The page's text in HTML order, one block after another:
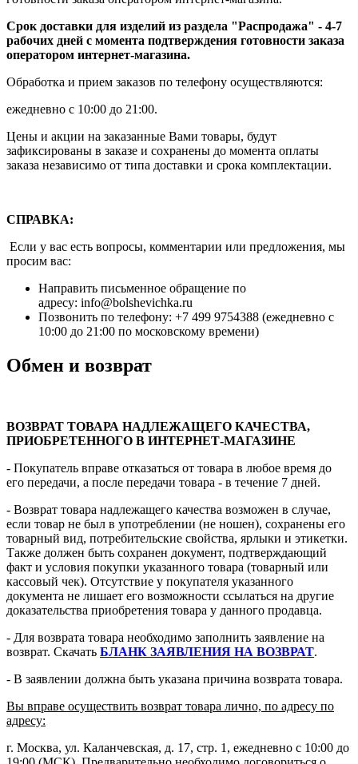
Срок доставки для изделий из раздела "Распродажа" - 4-7
рабочих дней с момента подтверждения готовности заказа
оператором интернет-магазина.
Обработка и прием заказов по телефону осуществляются:
ежедневно с 10:00 до 21:00.
Цены и акции на заказанные Вами товары, будут
зафиксированы в заказе и сохранены до момента оплаты
заказа независимо от типа доставки и срока комплектации.
СПРАВКА:
Если у вас есть вопросы, комментарии или предложения, мы
просим вас:
Направить письменное обращение по
адресу: info@bolshevichka.ru
Позвонить по телефону: +7 499 9754388 (ежедневно с
10:00 до 21:00 по московскому времени)
Обмен и возврат
ВОЗВРАТ ТОВАРА НАДЛЕЖАЩЕГО КАЧЕСТВА,
ПРИОБРЕТЕННОГО В ИНТЕРНЕТ-МАГАЗИНЕ
- Покупатель вправе отказаться от товара в любое время до
его передачи, а после передачи товара - в течение 7 дней.
- Возврат товара надлежащего качества возможен в случае,
если товар не был в употреблении (не ношен), сохранены его
товарный вид, потребительские свойства, ярлыки и этикетки.
Также должен быть сохранен документ, подтверждающий
факт и условия покупки указанного товара (товарный или
кассовый чек). Отсутствие у покупателя указанного
документа не лишает его возможности ссылаться на другие
доказательства приобретения товара у данного продавца.
- Для возврата товара необходимо заполнить заявление на
возврат. Скачать БЛАНК ЗАЯВЛЕНИЯ НА ВОЗВРАТ.
- В заявлении должна быть указана причина возврата товара.
Вы вправе осуществить возврат товара лично, по адресу по
адресу:
г. Москва, ул. Каланчевская, д. 17, стр. 1, ежедневно с 10:00 до